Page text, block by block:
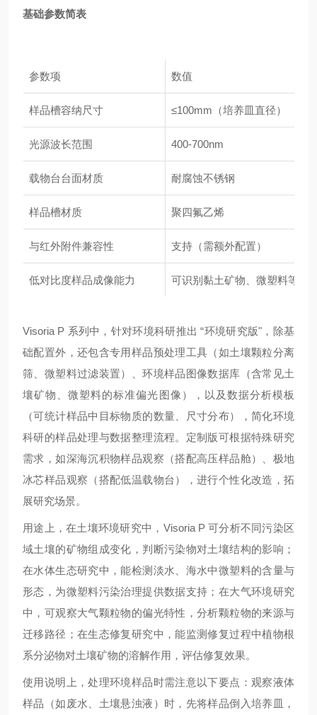
基础参数简表
参数项 数值
样品槽容纳尺寸 ≤100mm（培养皿直径）
光源波长范围 400-700nm
载物台台面材质 耐腐蚀不锈钢
样品槽材质 聚四氟乙烯
与红外附件兼容性 支持（需额外配置）
低对比度样品成像能力 可识别黏土矿物、微塑料等
Visoria P 系列中，针对环境科研推出 “环境研究版"，除基
础配置外，还包含专用样品预处理工具（如土壤颗粒分离
筛、微塑料过滤装置）、环境样品图像数据库（含常见土
壤矿物、微塑料的标准偏光图像），以及数据分析模板
（可统计样品中目标物质的数量、尺寸分布），简化环境
科研的样品处理与数据整理流程。定制版可根据特殊研究
需求，如深海沉积物样品观察（搭配高压样品舱）、极地
冰芯样品观察（搭配低温载物台），进行个性化改造，拓
展研究场景。
用途上，在土壤环境研究中，Visoria P 可分析不同污染区
域土壤的矿物组成变化，判断污染物对土壤结构的影响；
在水体生态研究中，能检测淡水、海水中微塑料的含量与
形态，为微塑料污染治理提供数据支持；在大气环境研究
中，可观察大气颗粒物的偏光特性，分析颗粒物的来源与
迁移路径；在生态修复研究中，能监测修复过程中植物根
系分泌物对土壤矿物的溶解作用，评估修复效果。
使用说明上，处理环境样品时需注意以下要点：观察液体
样品（如废水、土壤悬浊液）时，先将样品倒入培养皿，